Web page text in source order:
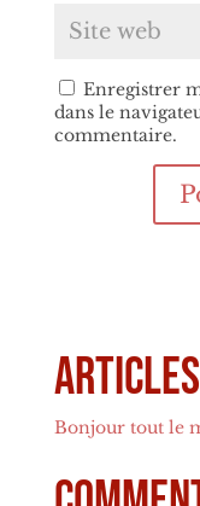
Enregistrer
dans le
commentaire.
Bonjour tout le